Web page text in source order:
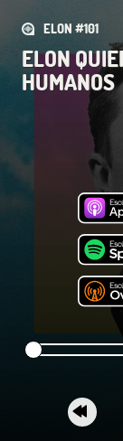
ELON #101
ELON
HUMANOS